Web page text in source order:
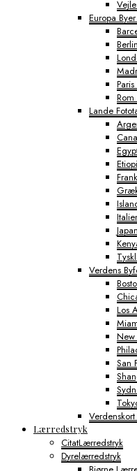
Europa
Rom
Lande
Verdens
Los
New
San
Lærredstryk
CitatLærredstryk
Dyrelærredstryk